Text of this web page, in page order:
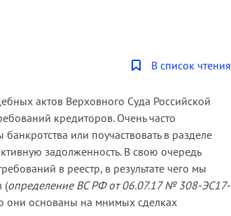
В список чтения
актов Верховного Суда Российской
кредиторов. Очень часто
или поучаствовать в разделе
задолженность. В свою очередь
в реестр, в результате чего мы
(определение ВС РФ от 06.07.17 № 308-ЭС17-
они основаны на мнимых сделках